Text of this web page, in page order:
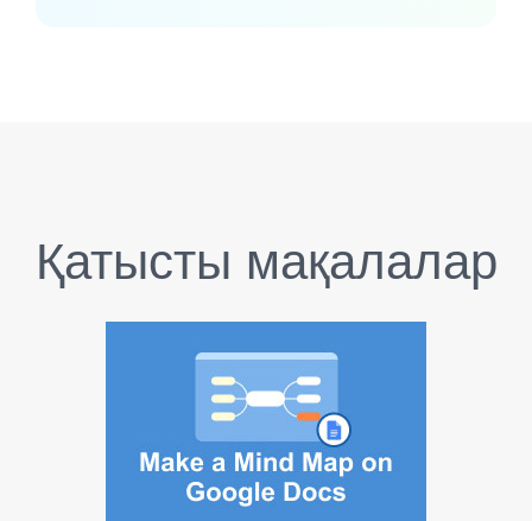
Қатысты мақалалар